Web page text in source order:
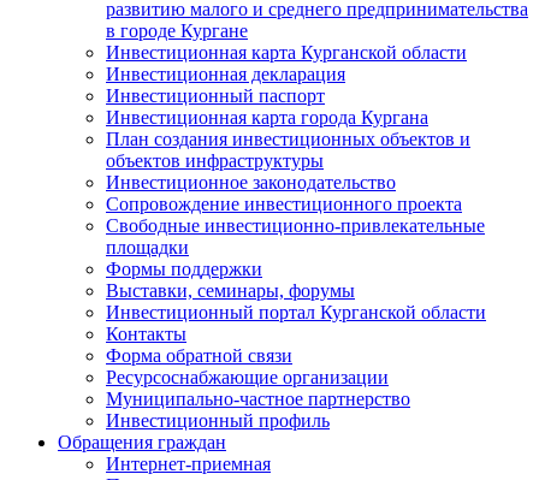
развитию малого и среднего предпринимательства
в городе Кургане
Инвестиционная карта Курганской области
Инвестиционная декларация
Инвестиционный паспорт
Инвестиционная карта города Кургана
План создания инвестиционных объектов и
объектов инфраструктуры
Инвестиционное законодательство
Сопровождение инвестиционного проекта
Свободные инвестиционно-привлекательные
площадки
Формы поддержки
Выставки, семинары, форумы
Инвестиционный портал Курганской области
Контакты
Форма обратной связи
Ресурсоснабжающие организации
Муниципально-частное партнерство
Инвестиционный профиль
Обращения граждан
Интернет-приемная